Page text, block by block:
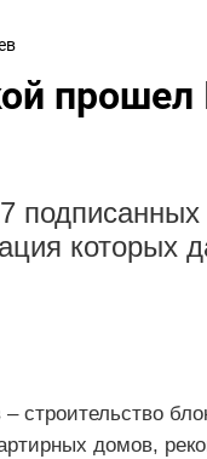
которых
строительство
домов,